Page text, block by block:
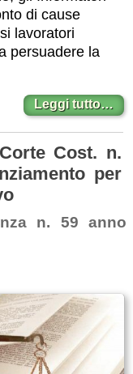
di cause
lavoratori
persuadere la
Leggi tutto…
Cost. n.
per
n. 59 anno